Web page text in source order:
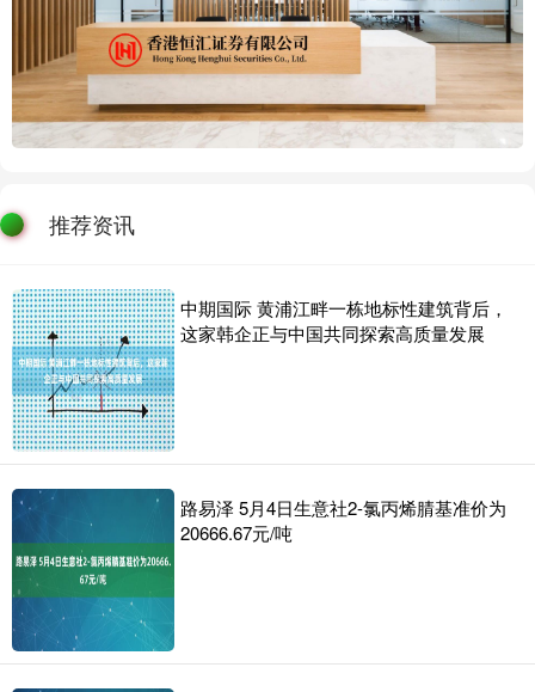
推荐资讯
中期国际 黄浦江畔一栋地标性建筑背后，
这家韩企正与中国共同探索高质量发展
路易泽 5月4日生意社2-氯丙烯腈基准价为
20666.67元/吨